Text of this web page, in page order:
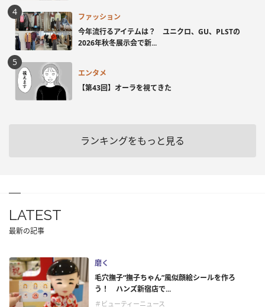
ファッション
今年流行るアイテムは？ ユニクロ、GU、PLSTの
2026年秋冬展示会で新...
エンタメ
【第43回】オーラを視てきた
ランキングをもっと見る
LATEST
最新の記事
磨く
毛穴撫子“撫子ちゃん”風似顔絵シールを作ろ
う！ ハンズ新宿店で...
＃ビューティーニュース